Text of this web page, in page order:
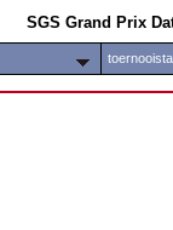
SGS Grand Prix